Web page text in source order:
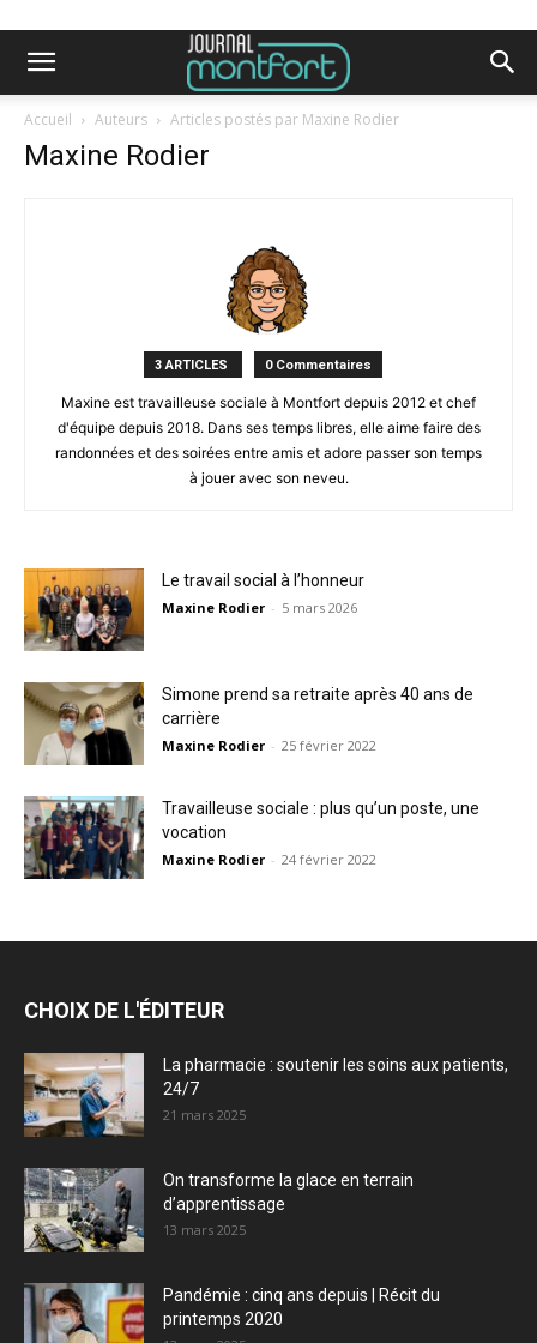
Accueil Auteurs Articles postés par Maxine Rodier
Maxine Rodier
3 ARTICLES 0 Commentaires
Maxine est travailleuse sociale à Montfort depuis 2012 et chef
d'équipe depuis 2018. Dans ses temps libres, elle aime faire des
randonnées et des soirées entre amis et adore passer son temps
à jouer avec son neveu.
Le travail social à l’honneur
Maxine Rodier - 5 mars 2026
Simone prend sa retraite après 40 ans de
carrière
Maxine Rodier - 25 février 2022
Travailleuse sociale : plus qu’un poste, une
vocation
Maxine Rodier - 24 février 2022
CHOIX DE L'ÉDITEUR
La pharmacie : soutenir les soins aux patients,
24/7
21 mars 2025
On transforme la glace en terrain
d’apprentissage
13 mars 2025
Pandémie : cinq ans depuis | Récit du
printemps 2020